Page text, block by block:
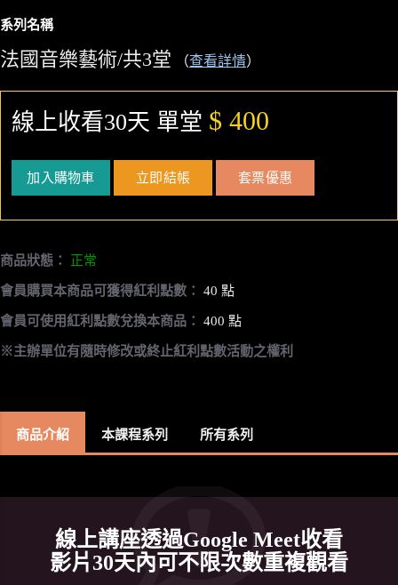
系列名稱
法國音樂藝術/共3堂 （查看詳情）
線上收看30天 單堂 $ 400
加入購物車 立即結帳 套票優惠
商品狀態： 正常
會員購買本商品可獲得紅利點數： 40 點
會員可使用紅利點數兌換本商品： 400 點
※主辦單位有隨時修改或終止紅利點數活動之權利
商品介紹 本課程系列 所有系列
線上講座透過Google Meet收看
影片30天內可不限次數重複觀看